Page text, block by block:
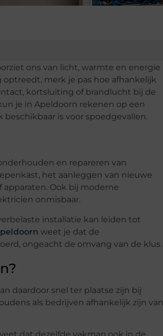
ons van licht, warmte en energie
optreedt, merk je pas hoe afhankelijk
kortsluiting of brandlucht bij de
je in Apeldoorn rekenen op een
is voor spoedgevallen.
en repareren van
het aanleggen van nieuwe
Ook bij moderne
onmisbaar.
installatie kan leiden tot
weet je dat de
ongeacht de omvang van de klus.
daardoor snel ter plaatse zijn bij
als bedrijven afhankelijk zijn van